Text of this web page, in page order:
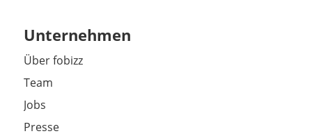
Unternehmen
Über fobizz
Team
Jobs
Presse